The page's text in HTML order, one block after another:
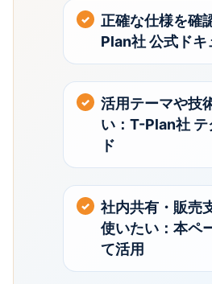
正確な仕様を確
Plan社 公式ドキ
活用テーマや技
い：T-Plan社 テ
ド
社内共有・販売
使いたい：本ペ
て活用